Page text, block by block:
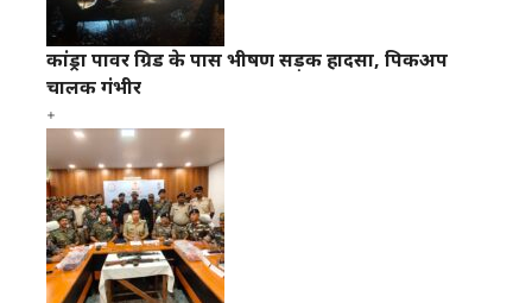
कांड्रा पावर ग्रिड के पास भीषण सड़क हादसा, पिकअप
चालक गंभीर